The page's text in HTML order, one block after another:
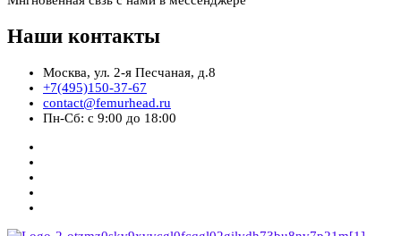
Наши контакты
Москва, ул. 2-я Песчаная, д.8
+7(495)150-37-67
contact@femurhead.ru
Пн-Сб: с 9:00 до 18:00